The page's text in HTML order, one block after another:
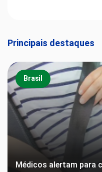
Principais destaques
Brasil
Médicos alertam para